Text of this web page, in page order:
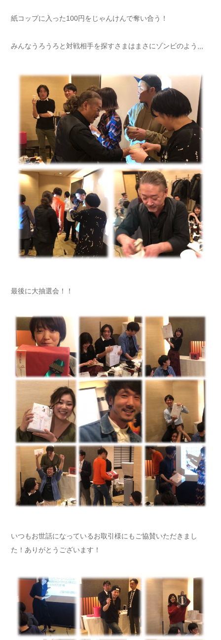
紙コップに入った100円をじゃんけんで奪い合う！
みんなうろうろと対戦相手を探すさまはまさにゾンビのよう,,,
最後に大抽選会！！
いつもお世話になっているお取引様にもご協賛いただきまし
た！ありがとうございます！